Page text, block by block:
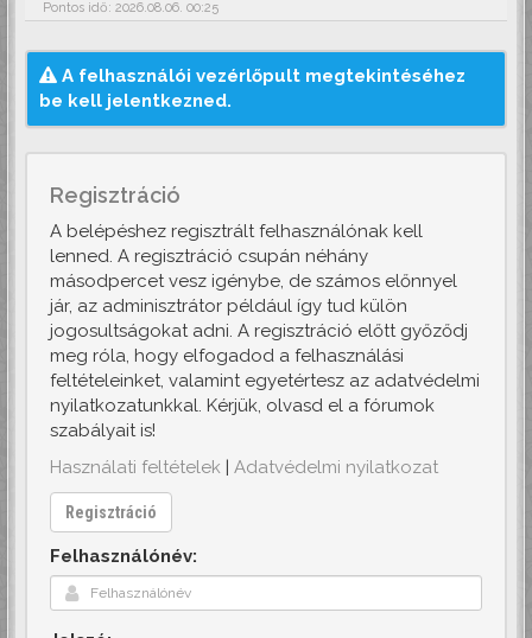
Pontos idő: 2026.08.06. 00:25
A felhasználói vezérlőpult megtekintéséhez
be kell jelentkezned.
Regisztráció
A belépéshez regisztrált felhasználónak kell
lenned. A regisztráció csupán néhány
másodpercet vesz igénybe, de számos előnnyel
jár, az adminisztrátor például így tud külön
jogosultságokat adni. A regisztráció előtt győződj
meg róla, hogy elfogadod a felhasználási
feltételeinket, valamint egyetértesz az adatvédelmi
nyilatkozatunkkal. Kérjük, olvasd el a fórumok
szabályait is!
Használati feltételek | Adatvédelmi nyilatkozat
Regisztráció
Felhasználónév: